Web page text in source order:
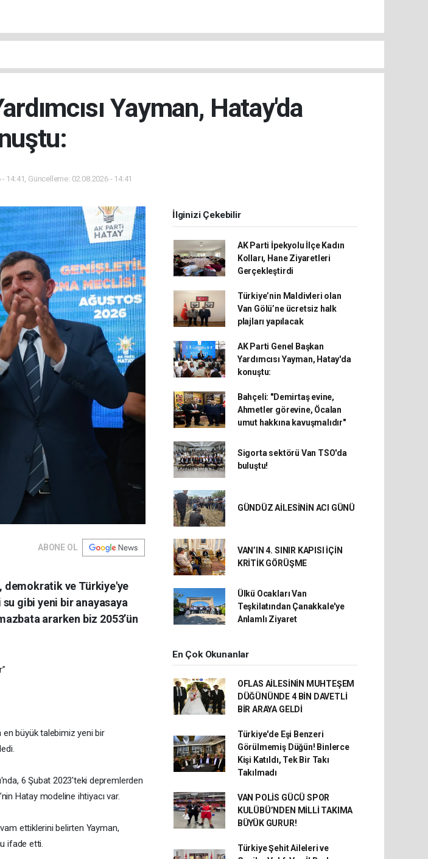
Yayman, Hatay'da
- 14:41, Güncelleme: 02.08.2026 - 14:41
ABONE OL
demokratik ve Türkiye'ye
su gibi yeni bir anayasaya
ararken biz 2053’ün
en büyük talebimiz yeni bir
6 Şubat 2023'teki depremlerden
Hatay modeline ihtiyacı var.
ettiklerini belirten Yayman,
ifade etti.
İlginizi Çekebilir
AK Parti İpekyolu İlçe Kadın
Kolları, Hane Ziyaretleri
Gerçekleştirdi
Türkiye’nin Maldivleri olan
Van Gölü’ne ücretsiz halk
plajları yapılacak
AK Parti Genel Başkan
Yardımcısı Yayman, Hatay'da
konuştu:
Bahçeli: "Demirtaş evine,
Ahmetler görevine, Öcalan
umut hakkına kavuşmalıdır"
Sigorta sektörü Van TSO'da
buluştu!
GÜNDÜZ AİLESİNİN ACI GÜNÜ
VAN’IN 4. SINIR KAPISI İÇİN
KRİTİK GÖRÜŞME
Ülkü Ocakları Van
Teşkilatından Çanakkale'ye
Anlamlı Ziyaret
En Çok Okunanlar
OFLAS AİLESİNİN MUHTEŞEM
DÜĞÜNÜNDE 4 BİN DAVETLİ
BİR ARAYA GELDİ
Türkiye'de Eşi Benzeri
Görülmemiş Düğün! Binlerce
Kişi Katıldı, Tek Bir Takı
Takılmadı
VAN POLİS GÜCÜ SPOR
KULÜBÜ’NDEN MİLLİ TAKIMA
BÜYÜK GURUR!
Türkiye Şehit Aileleri ve